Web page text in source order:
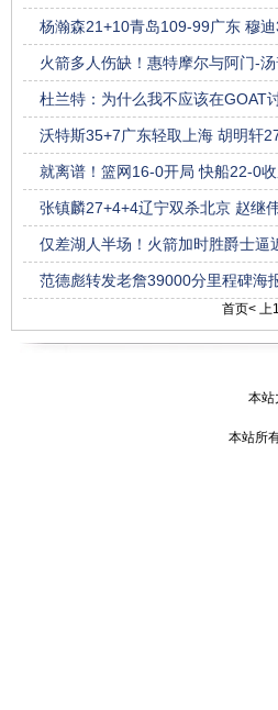
杨瀚森21+10青岛109-99广东 穆
火箭多人伤缺！惠特摩尔与阿门-
杜兰特：为什么我不应该在GOAT
沃特斯35+7广东轻取上海 胡明轩
就离谱！篮网16-0开局 快船22-0收
张镇麟27+4+4辽宁双杀北京 赵继
仅差湖人半场！火箭加时胜爵士
范德彪转发老詹39000分里程碑海
首页< 上
本站
本站所